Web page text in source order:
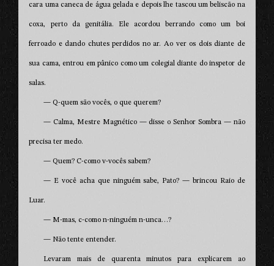
cara uma caneca de água gelada e depois lhe tascou um beliscão na
coxa, perto da genitália. Ele acordou berrando como um boi
ferroado e dando chutes perdidos no ar. Ao ver os dois diante de
sua cama, entrou em pânico como um colegial diante do inspetor de
salas.
— Q-quem são vocês, o que querem?
— Calma, Mestre Magnético — disse o Senhor Sombra — não
precisa ter medo.
— Quem? C-como v-vocês sabem?
— E você acha que ninguém sabe, Pato? — brincou Raio de
Luar.
— M-mas, c-como n-ninguém n-unca…?
— Não tente entender.
Levaram mais de quarenta minutos para explicarem ao